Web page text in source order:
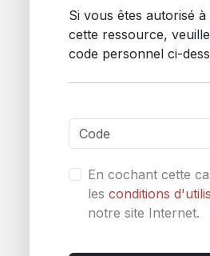
Si vous êtes autorisé
cette ressource,
code personnel ci-
En cochant cette
les conditions
notre site Internet.